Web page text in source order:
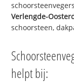
Verlengde-
schoorsteen,
helpt bij: